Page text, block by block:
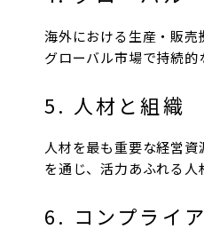
海外における生産・販売
グローバル市場で持続的
5. 人材と組織
人材を最も重要な経営
を通じ、活力あふれる人
6. コンプライ